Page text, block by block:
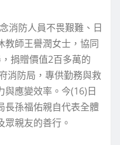
消防人員不畏艱難、日
教師王譽潤女士，協同
捐贈價值2百多萬的
消防局，專供勤務與救
與應變效率。今(16)日
長孫福佑親自代表全體
親友的善行。